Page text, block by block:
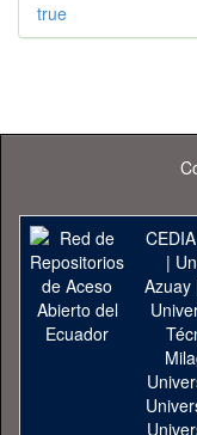
true
CEDIA
|
Azuay